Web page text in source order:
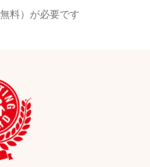
料）が必要です